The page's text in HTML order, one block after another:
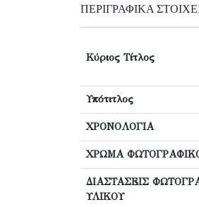
ΠΕΡΙΓΡΑΦΙΚΆ
Κύριος Τίτλος
Υπότιτλος
ΧΡΟΝΟΛΟΓΙΑ
ΧΡΩΜΑ
ΔΙΑΣΤΑΣΕΙΣ
ΥΛΙΚΟΥ